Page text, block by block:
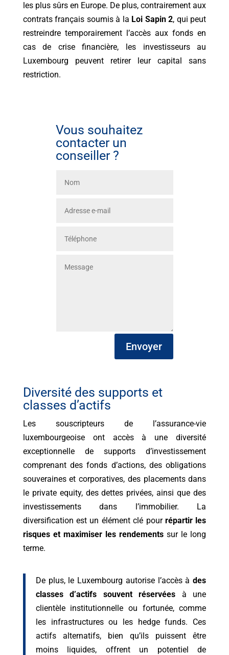
les plus sûrs en Europe. De plus, contrairement aux
contrats français soumis à la Loi Sapin 2, qui peut
restreindre temporairement l’accès aux fonds en
cas de crise financière, les investisseurs au
Luxembourg peuvent retirer leur capital sans
restriction.
Vous souhaitez
contacter un
conseiller ?
Envoyer
Diversité des supports et
classes d’actifs
Les souscripteurs de l’assurance-vie
luxembourgeoise ont accès à une diversité
exceptionnelle de supports d’investissement
comprenant des fonds d’actions, des obligations
souveraines et corporatives, des placements dans
le private equity, des dettes privées, ainsi que des
investissements dans l’immobilier. La
diversification est un élément clé pour répartir les
risques et maximiser les rendements sur le long
terme.
De plus, le Luxembourg autorise l’accès àdes
classes d’actifs souvent réservées à une
clientèle institutionnelle ou fortunée, comme
les infrastructures ou les hedge funds. Ces
actifs alternatifs, bien qu’ils puissent être
moins liquides, offrent un potentiel de